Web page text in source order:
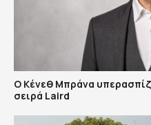
Ο Κένεθ Μπράνα
σειρά Laird